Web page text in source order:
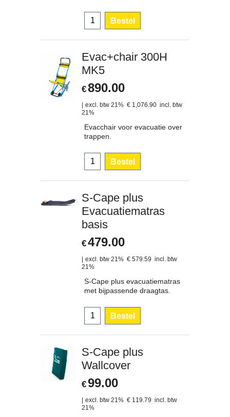
Bestel
Evac+chair 300H
MK5
€890.00
excl. btw 21% € 1,076.90 incl. btw
21%
Evacchair voor evacuatie over
trappen.
Bestel
S-Cape plus
Evacuatiematras
basis
€479.00
excl. btw 21% € 579.59 incl. btw
21%
S-Cape plus evacuatiematras
met bijpassende draagtas.
Bestel
S-Cape plus
Wallcover
€99.00
excl. btw 21% € 119.79 incl. btw
21%